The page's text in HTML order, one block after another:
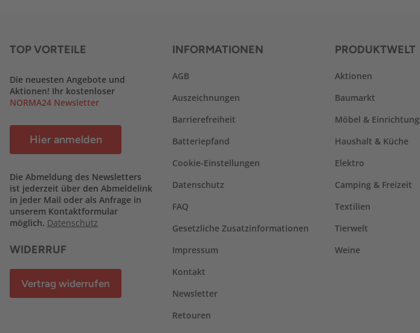
TOP VORTEILE
Die neuesten Angebote und
Aktionen! Ihr kostenloser
NORMA24 Newsletter
Hier anmelden
Die Abmeldung des Newsletters
ist jederzeit über den Abmeldelink
in jeder Mail oder als Anfrage in
unserem Kontaktformular
möglich. Datenschutz
WIDERRUF
Vertrag widerrufen
INFORMATIONEN
AGB
Auszeichnungen
Barrierefreiheit
Batteriepfand
Cookie-Einstellungen
Datenschutz
FAQ
Gesetzliche Zusatzinformationen
Impressum
Kontakt
Newsletter
Retouren
PRODUKTWELT
Aktionen
Baumarkt
Möbel & Einrichtung
Haushalt & Küche
Elektro
Camping & Freizeit
Textilien
Tierwelt
Weine